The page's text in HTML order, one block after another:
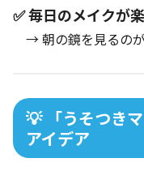
✅ 毎日のメイクが
→ 朝の鏡を見るの
💡 「うそつき
アイデア